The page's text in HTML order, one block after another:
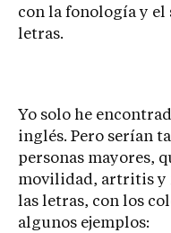
con la fonología y el
letras.
Yo solo he
inglés. Pero serían
personas mayores,
movilidad, artritis y
las letras, con los
algunos ejemplos: